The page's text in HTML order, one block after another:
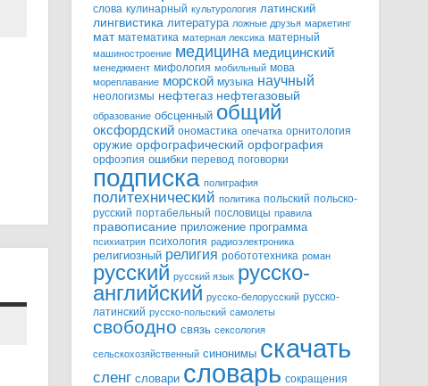
слова кулинарный культурология латинский
лингвистика литература ложные друзья маркетинг
мат математика матерная лексика матерный
машиностроение медицина медицинский
менеджмент мифология мобильный мова
мореплавание морской музыка научный
неологизмы нефтегаз нефтегазовый
образование обсценный общий
оксфордский ономастика опечатка орнитология
оружие орфографический орфография
орфоэпия ошибки перевод поговорки
подписка полиграфия
политехнический политика польский польско-
русский портабельный пословицы правила
правописание приложение программа
психиатрия психология радиоэлектроника
религиозный религия робототехника роман
русский русский язык русско-
английский русско-белорусский русско-
латинский русско-польский самолеты
свободно связь сексология
сельскохозяйственный синонимы скачать
сленг словари словарь сокращения